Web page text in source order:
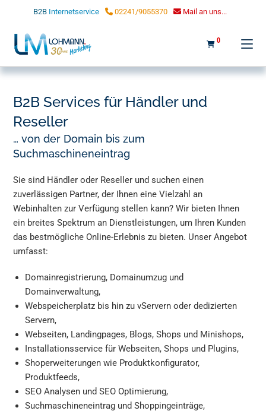
LOHMANN MARKETING
B2B Internetservice 02241/9055370 Mail an uns...
0
B2B Services für Händler und
Reseller
… von der Domain bis zum
Suchmaschineneintrag
Sie sind Händler oder Reseller und suchen einen
zuverlässigen Partner, der Ihnen eine Vielzahl an
Webinhalten zur Verfügung stellen kann? Wir bieten Ihnen
ein breites Spektrum an Dienstleistungen, um Ihren Kunden
das bestmögliche Online-Erlebnis zu bieten. Unser Angebot
umfasst:
Domainregistrierung, Domainumzug und
Domainverwaltung,
Webspeicherplatz bis hin zu vServern oder dedizierten
Servern,
Webseiten, Landingpages, Blogs, Shops und Minishops,
Installationsservice für Webseiten, Shops und Plugins,
Shoperweiterungen wie Produktkonfigurator,
Produktfeeds,
SEO Analysen und SEO Optimierung,
Suchmaschineneintrag und Shoppingeinträge,